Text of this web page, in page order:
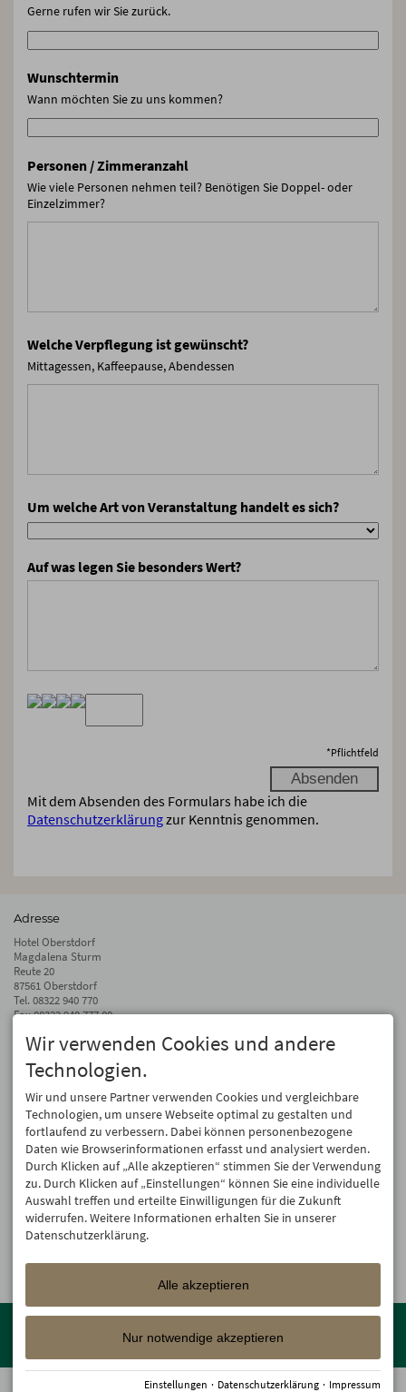
Gerne rufen wir Sie zurück.
Wunschtermin
Wann möchten Sie zu uns kommen?
Personen / Zimmeranzahl
Wie viele Personen nehmen teil? Benötigen Sie Doppel- oder
Einzelzimmer?
Welche Verpflegung ist gewünscht?
Mittagessen, Kaffeepause, Abendessen
Um welche Art von Veranstaltung handelt es sich?
Auf was legen Sie besonders Wert?
*Pflichtfeld
Mit dem Absenden des Formulars habe ich die
Datenschutzerklärungzur Kenntnis genommen.
Adresse
Hotel Oberstdorf
Magdalena Sturm
Reute 20
87561 Oberstdorf
Tel. 08322 940 770
Fax 08322 940 777 00
info@hotel-oberstdorf.de
Auf dem Laufenden bleiben
Wir geben Ihre E-Mail-Adresse nicht weiter. Wir mögen auch keinen Spam.
Versprochen! Eine Abmeldung ist jederzeit möglich.
Anmelden
Mitglied der Oberstdorf Resort Familien mit den schönsten
Urlaubsunterkünften von der Berghütte bis zum 4-Sterne Superior
Wir verwenden Cookies und andere
Technologien.
Wir und unsere Partner verwenden Cookies und vergleichbare
Technologien, um unsere Webseite optimal zu gestalten und
fortlaufend zu verbessern. Dabei können personenbezogene
Daten wie Browserinformationen erfasst und analysiert werden.
Durch Klicken auf „Alle akzeptieren“ stimmen Sie der Verwendung
zu. Durch Klicken auf „Einstellungen“ können Sie eine individuelle
Auswahl treffen und erteilte Einwilligungen für die Zukunft
widerrufen. Weitere Informationen erhalten Sie in unserer
Datenschutzerklärung.
Alle akzeptieren
Nur notwendige akzeptieren
Einstellungen · Datenschutzerklärung · Impressum